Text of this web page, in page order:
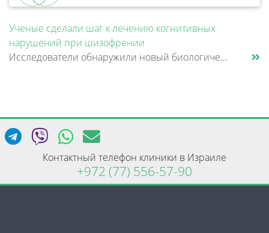
Ученые сделали шаг к лечению когнитивных
нарушений при шизофрении
Исследователи обнаружили новый биологический механизм, который может быть связан с нарушением памяти и внимания при шизо......
Контактный телефон клиники в Израиле
+972 (77) 556-57-90